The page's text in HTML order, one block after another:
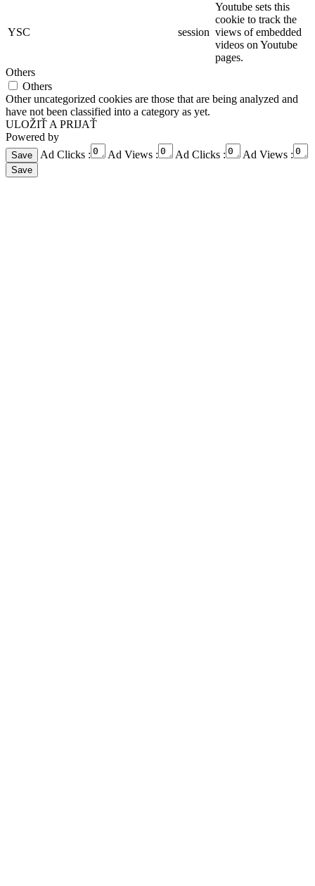
YSC session
Youtube sets this
cookie to track the
views of embedded
videos on Youtube
pages.
Others
Others
Other uncategorized cookies are those that are being analyzed and
have not been classified into a category as yet.
ULOŽIŤ A PRIJAŤ
Powered by
Ad Clicks :
Ad Views : Ad Clicks : Ad Views :